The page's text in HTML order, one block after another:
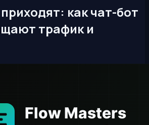
как чат-бот
трафик и